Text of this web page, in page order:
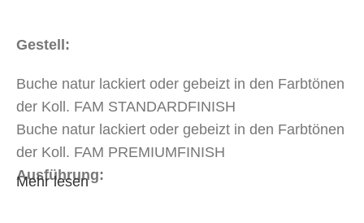
Gestell:
Buche natur lackiert oder gebeizt in den Farbtönen
der Koll. FAM STANDARDFINISH
Buche natur lackiert oder gebeizt in den Farbtönen
der Koll. FAM PREMIUMFINISH
Ausführung:
Mehr lesen